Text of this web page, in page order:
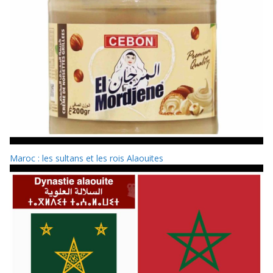
Maroc : les sultans et les rois Alaouites